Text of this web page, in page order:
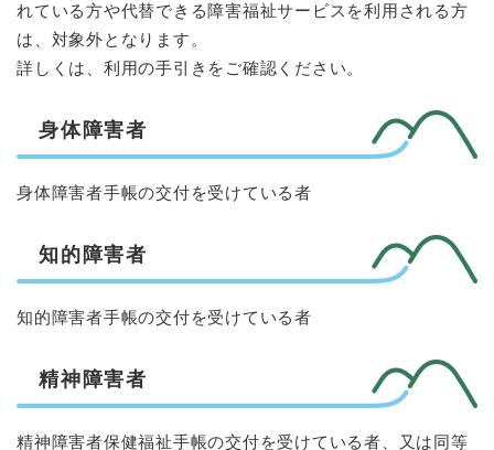
れている方や代替できる障害福祉サービスを利用される方
は、対象外となります。
詳しくは、利用の手引きをご確認ください。
身体障害者
身体障害者手帳の交付を受けている者
知的障害者
知的障害者手帳の交付を受けている者
精神障害者
精神障害者保健福祉手帳の交付を受けている者、又は同等